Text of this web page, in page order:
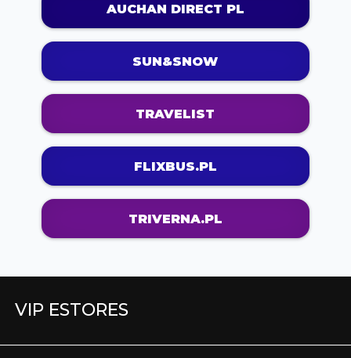
AUCHAN DIRECT PL
SUN&SNOW
TRAVELIST
FLIXBUS.PL
TRIVERNA.PL
VIP ESTORES